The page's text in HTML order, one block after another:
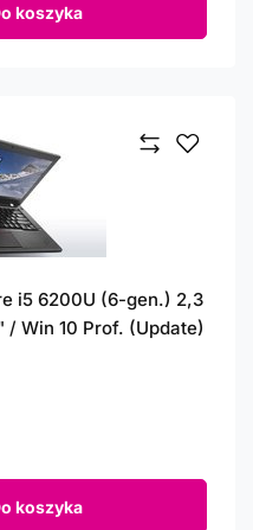
koszyka
i5 6200U (6-gen.) 2,3
/ Win 10 Prof. (Update)
koszyka